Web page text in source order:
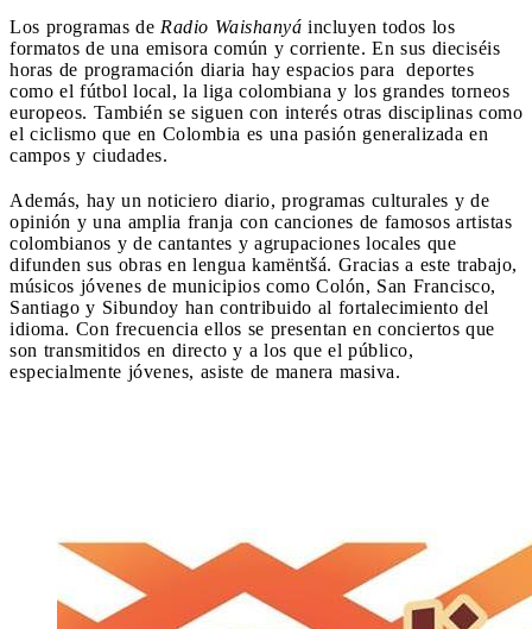
Los programas de Radio Waishanyá incluyen todos los
formatos de una emisora común y corriente. En sus dieciséis
horas de programación diaria hay espacios para deportes
como el fútbol local, la liga colombiana y los grandes torneos
europeos. También se siguen con interés otras disciplinas como
el ciclismo que en Colombia es una pasión generalizada en
campos y ciudades.
Además, hay un noticiero diario, programas culturales y de
opinión y una amplia franja con canciones de famosos artistas
colombianos y de cantantes y agrupaciones locales que
difunden sus obras en lengua kamëntšá. Gracias a este trabajo,
músicos jóvenes de municipios como Colón, San Francisco,
Santiago y Sibundoy han contribuido al fortalecimiento del
idioma. Con frecuencia ellos se presentan en conciertos que
son transmitidos en directo y a los que el público,
especialmente jóvenes, asiste de manera masiva.